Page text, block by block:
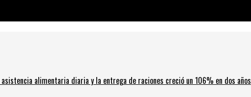
alimentaria diaria y la entrega de raciones creció un 106% en dos años